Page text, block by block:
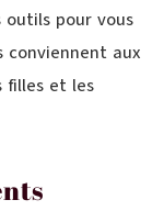
pour vous
aux
filles et les